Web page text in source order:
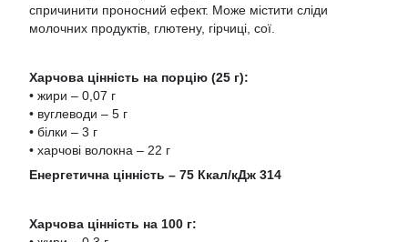
спричинити проносний ефект. Може містити сліди
молочних продуктів, глютену, гірчиці, сої.
Харчова цінність на порцію (25 г):
• жири – 0,07 г
• вуглеводи – 5 г
• білки – 3 г
• харчові волокна – 22 г
Енергетична цінність – 75 Ккал/кДж 314
Харчова цінність на 100 г: